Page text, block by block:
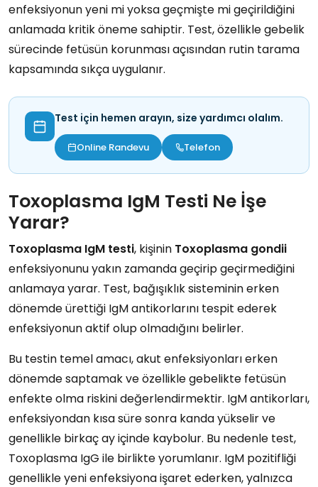
enfeksiyonun yeni mi yoksa geçmişte mi geçirildiğini
anlamada kritik öneme sahiptir. Test, özellikle gebelik
sürecinde fetüsün korunması açısından rutin tarama
kapsamında sıkça uygulanır.
Test için hemen arayın, size yardımcı olalım.
Online Randevu Telefon
Toxoplasma IgM Testi Ne İşe
Yarar?
Toxoplasma IgM testi, kişinin Toxoplasma gondii
enfeksiyonunu yakın zamanda geçirip geçirmediğini
anlamaya yarar. Test, bağışıklık sisteminin erken
dönemde ürettiği IgM antikorlarını tespit ederek
enfeksiyonun aktif olup olmadığını belirler.
Bu testin temel amacı, akut enfeksiyonları erken
dönemde saptamak ve özellikle gebelikte fetüsün
enfekte olma riskini değerlendirmektir. IgM antikorları,
enfeksiyondan kısa süre sonra kanda yükselir ve
genellikle birkaç ay içinde kaybolur. Bu nedenle test,
Toxoplasma IgG ile birlikte yorumlanır. IgM pozitifliği
genellikle yeni enfeksiyona işaret ederken, yalnızca